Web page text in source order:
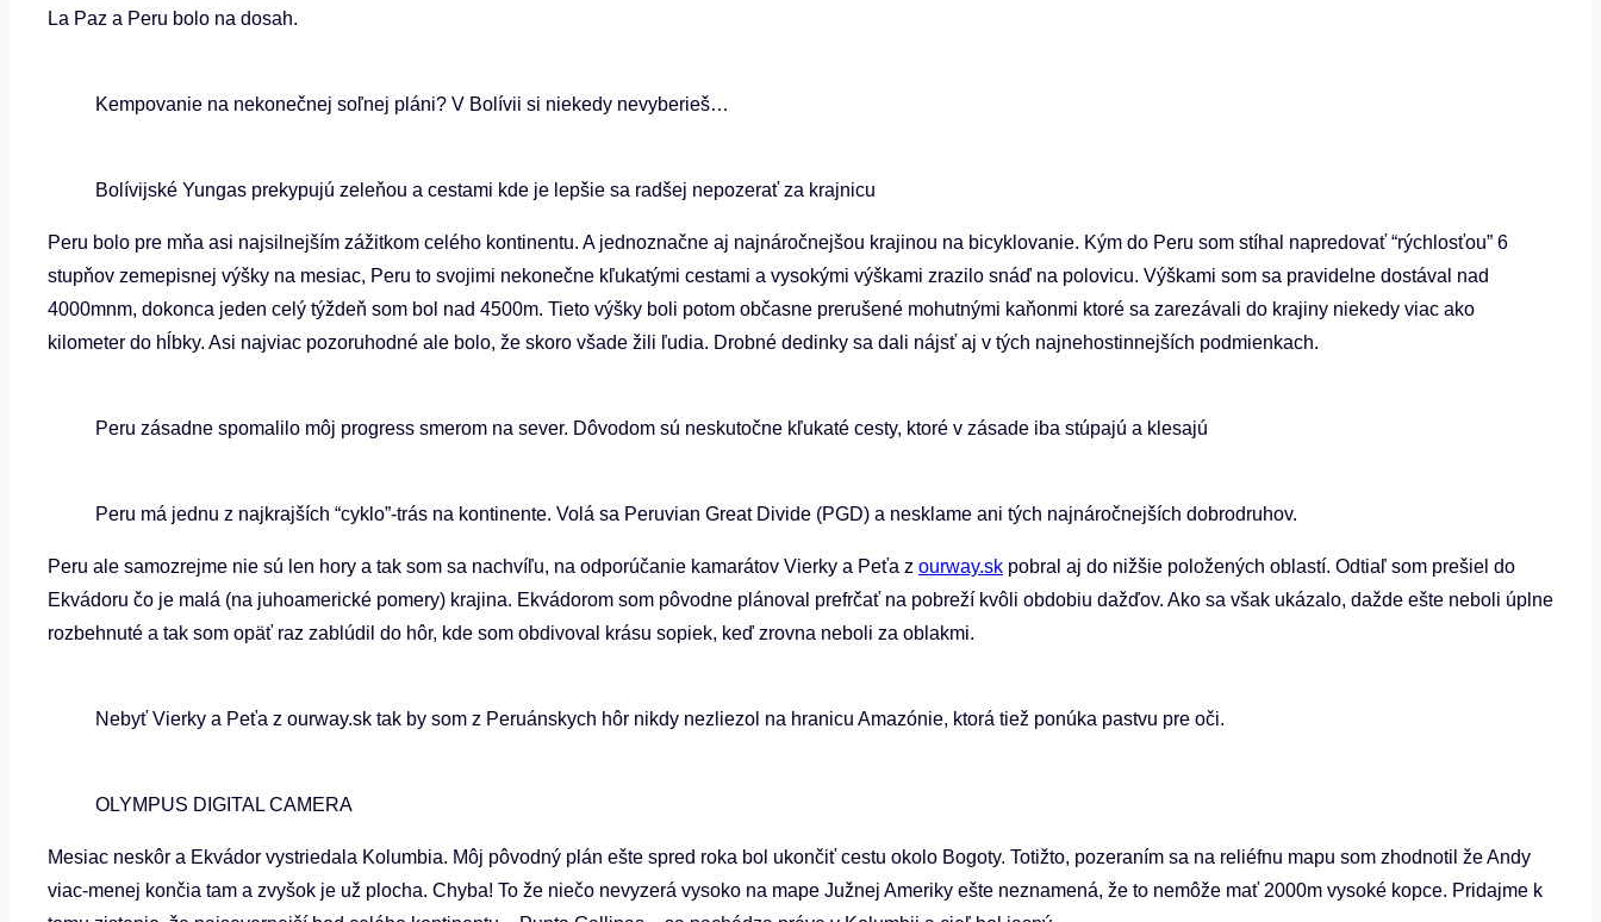
La Paz a Peru bolo na dosah.
Kempovanie na nekonečnej soľnej pláni? V Bolívii si niekedy nevyberieš…
Bolívijské Yungas prekypujú zeleňou a cestami kde je lepšie sa radšej nepozerať za krajnicu
Peru bolo pre mňa asi najsilnejším zážitkom celého kontinentu. A jednoznačne aj najnáročnejšou krajinou na bicyklovanie. Kým do Peru som stíhal napredovať “rýchlosťou” 6
stupňov zemepisnej výšky na mesiac, Peru to svojimi nekonečne kľukatými cestami a vysokými výškami zrazilo snáď na polovicu. Výškami som sa pravidelne dostával nad
4000mnm, dokonca jeden celý týždeň som bol nad 4500m. Tieto výšky boli potom občasne prerušené mohutnými kaňonmi ktoré sa zarezávali do krajiny niekedy viac ako
kilometer do hĺbky. Asi najviac pozoruhodné ale bolo, že skoro všade žili ľudia. Drobné dedinky sa dali nájsť aj v tých najnehostinnejších podmienkach.
Peru zásadne spomalilo môj progress smerom na sever. Dôvodom sú neskutočne kľukaté cesty, ktoré v zásade iba stúpajú a klesajú
Peru má jednu z najkrajších “cyklo”-trás na kontinente. Volá sa Peruvian Great Divide (PGD) a nesklame ani tých najnáročnejších dobrodruhov.
Peru ale samozrejme nie sú len hory a tak som sa nachvíľu, na odporúčanie kamarátov Vierky a Peťa z ourway.sk pobral aj do nižšie položených oblastí. Odtiaľ som prešiel do
Ekvádoru čo je malá (na juhoamerické pomery) krajina. Ekvádorom som pôvodne plánoval prefrčať na pobreží kvôli obdobiu dažďov. Ako sa však ukázalo, dažde ešte neboli úplne
rozbehnuté a tak som opäť raz zablúdil do hôr, kde som obdivoval krásu sopiek, keď zrovna neboli za oblakmi.
Nebyť Vierky a Peťa z ourway.sk tak by som z Peruánskych hôr nikdy nezliezol na hranicu Amazónie, ktorá tiež ponúka pastvu pre oči.
OLYMPUS DIGITAL CAMERA
Mesiac neskôr a Ekvádor vystriedala Kolumbia. Môj pôvodný plán ešte spred roka bol ukončiť cestu okolo Bogoty. Totižto, pozeraním sa na reliéfnu mapu som zhodnotil že Andy
viac-menej končia tam a zvyšok je už plocha. Chyba! To že niečo nevyzerá vysoko na mape Južnej Ameriky ešte neznamená, že to nemôže mať 2000m vysoké kopce. Pridajme k